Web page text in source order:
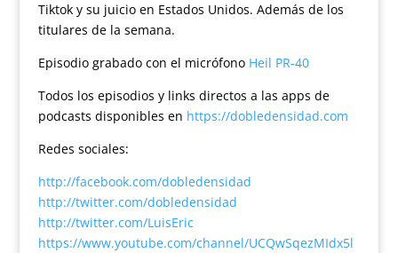
Tiktok y su juicio en Estados Unidos. Además de los
titulares de la semana.
Episodio grabado con el micrófono Heil PR-40
Todos los episodios y links directos a las apps de
podcasts disponibles en https://dobledensidad.com
Redes sociales:
http://facebook.com/dobledensidad
http://twitter.com/dobledensidad
http://twitter.com/LuisEric
https://www.youtube.com/channel/UCQwSqezMIdx5l